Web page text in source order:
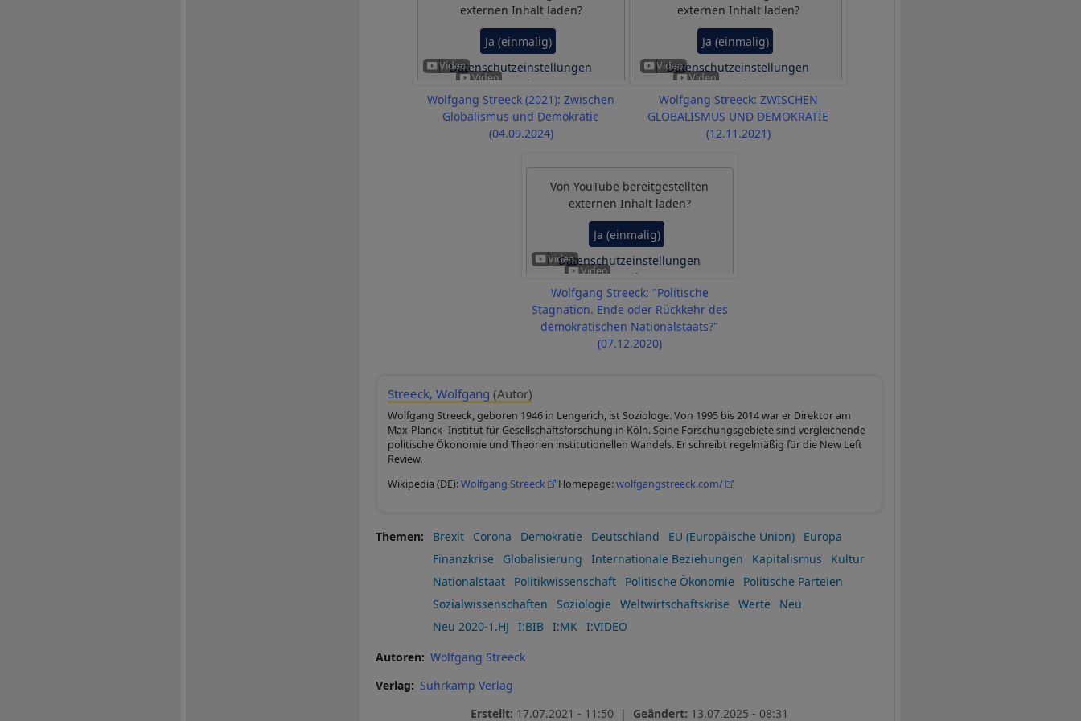
externen Inhalt laden?
Ja (einmalig)
Datenschutzeinstellungen
verwalten
Wolfgang Streeck (2021): Zwischen
Globalismus und Demokratie
(04.09.2024)
externen Inhalt laden?
Ja (einmalig)
Datenschutzeinstellungen
verwalten
Wolfgang Streeck: ZWISCHEN
GLOBALISMUS UND DEMOKRATIE
(12.11.2021)
Von YouTube bereitgestellten
externen Inhalt laden?
Ja (einmalig)
Datenschutzeinstellungen
verwalten
Wolfgang Streeck: "Politische
Stagnation. Ende oder Rückkehr des
demokratischen Nationalstaats?"
(07.12.2020)
Streeck, Wolfgang (Autor)
Wolfgang Streeck, geboren 1946 in Lengerich, ist Soziologe. Von 1995 bis 2014 war er Direktor am
Max-Planck- Institut für Gesellschaftsforschung in Köln. Seine Forschungsgebiete sind vergleichende
politische Ökonomie und Theorien institutionellen Wandels. Er schreibt regelmäßig für die New Left
Review.
Wikipedia (DE):Wolfgang Streeck Homepage:wolfgangstreeck.com/
Themen Brexit Corona Demokratie Deutschland EU (Europäische Union)
Europa
Finanzkrise
Globalisierung Internationale Beziehungen Kapitalismus
Kultur
Nationalstaat
Politikwissenschaft Politische Ökonomie
Politische Parteien
Sozialwissenschaften
Soziologie Weltwirtschaftskrise Werte
Neu
Neu 2020-1.HJ
I:BIB I:MK I:VIDEO
Autoren
Wolfgang Streeck
Verlag
Suhrkamp Verlag
Erstellt: 17.07.2021 - 11:50 | Geändert: 13.07.2025 - 08:31